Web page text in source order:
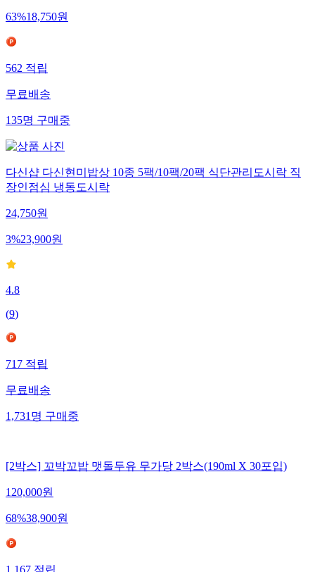
63%18,750원
562적립
무료배송
135명구매중
다신샵 다신현미밥상 10종 5팩/10팩/20팩 식단관리도시락 직
장인점심 냉동도시락
24,750원
3%23,900원
4.8
(9)
717적립
무료배송
1,731명구매중
[2박스] 꼬박꼬밥 맷돌두유 무가당 2박스(190ml X 30포입)
120,000원
68%38,900원